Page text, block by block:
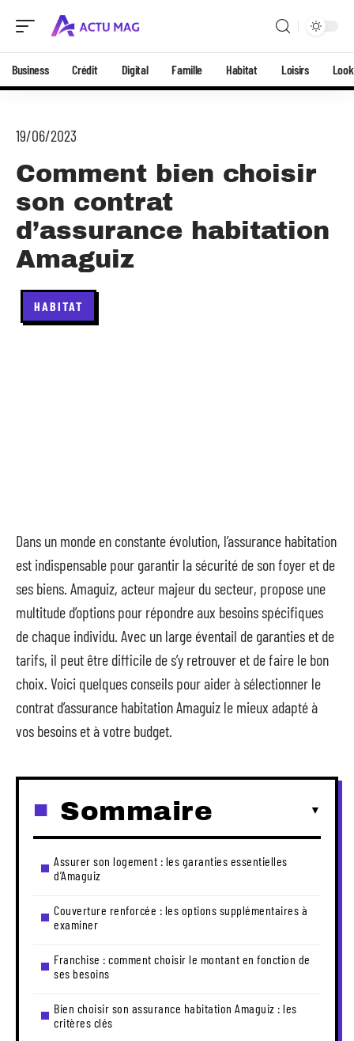
Business Crédit Digital Famille Habitat Loisirs Look
19/06/2023
Comment bien choisir
son contrat
d’assurance habitation
Amaguiz
HABITAT
Dans un monde en constante évolution, l’assurance habitation
est indispensable pour garantir la sécurité de son foyer et de
ses biens. Amaguiz, acteur majeur du secteur, propose une
multitude d’options pour répondre aux besoins spécifiques
de chaque individu. Avec un large éventail de garanties et de
tarifs, il peut être difficile de s’y retrouver et de faire le bon
choix. Voici quelques conseils pour aider à sélectionner le
contrat d’assurance habitation Amaguiz le mieux adapté à
vos besoins et à votre budget.
Sommaire
Assurer son logement : les garanties essentielles
d’Amaguiz
Couverture renforcée : les options supplémentaires à
examiner
Franchise : comment choisir le montant en fonction de
ses besoins
Bien choisir son assurance habitation Amaguiz : les
critères clés